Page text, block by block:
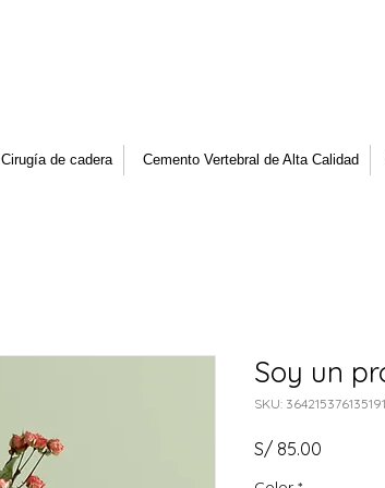
Cirugía de cadera Cemento Vertebral de Alta Calidad
Soy un
SKU: 364215376135191
S/ 85.00